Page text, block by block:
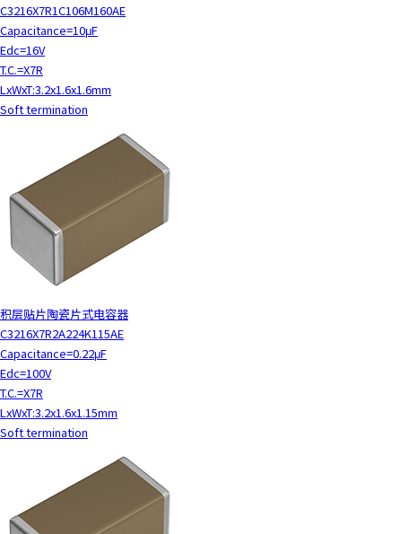
C3216X7R1C106M160AE
Capacitance=10μF
Edc=16V
T.C.=X7R
LxWxT:3.2x1.6x1.6mm
Soft termination
积层贴片陶瓷片式电容器
C3216X7R2A224K115AE
Capacitance=0.22μF
Edc=100V
T.C.=X7R
LxWxT:3.2x1.6x1.15mm
Soft termination